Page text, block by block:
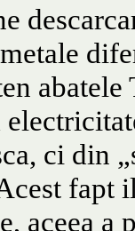
abatele
ci din
fapt
aceea a